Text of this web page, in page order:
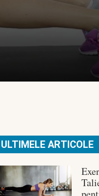
ULTIMELE ARTICOLE